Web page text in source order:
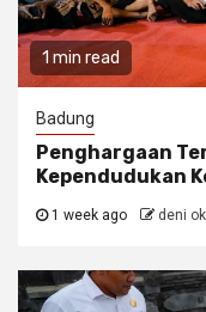
1 min read
Badung
Penghargaan
Kependudukan
1 week ago deni